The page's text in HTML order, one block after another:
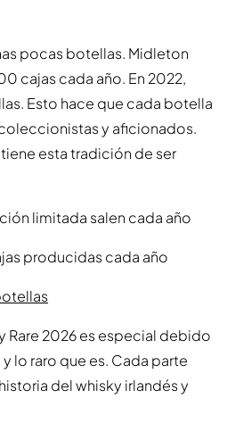
pocas botellas. Midleton
cajas cada año. En 2022,
Esto hace que cada botella
y aficionados.
esta tradición de ser
limitada salen cada año
producidas cada año
Rare 2026 es especial debido
lo raro que es. Cada parte
del whisky irlandés y